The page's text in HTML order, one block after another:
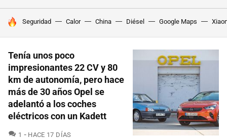
HOY SE HABLA DE
Seguridad Calor China Diésel Google Maps
Tenía unos poco
impresionantes 22 CV y 80
km de autonomía, pero hace
más de 30 años Opel se
adelantó a los coches
eléctricos con un Kadett
1 COMENTARIOS
HACE 17 DÍAS